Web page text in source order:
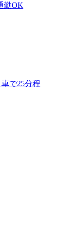
勤OK
で25分程